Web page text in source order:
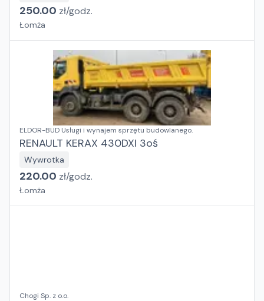
250.00 zł/godz.
Łomża
ELDOR-BUD Usługi i wynajem sprzętu budowlanego.
RENAULT KERAX 430DXI 3oś
Wywrotka
220.00 zł/godz.
Łomża
Chogi Sp. z o.o.